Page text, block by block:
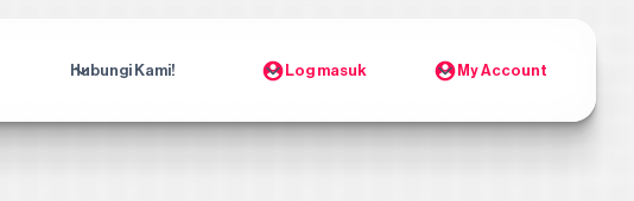
Hubungi Kami! Log masuk My Account